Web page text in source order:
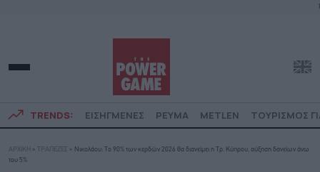
TRENDS: ΕΙΣΗΓΜΕΝΕΣ ΡΕΥΜΑ METLEN ΤΟΥΡΙΣΜΟΣ
ΑΡΧΙΚΗ » ΤΡΑΠΕΖΕΣ » Νικολάου: Το 90% των κερδών 2026 θα διανείμει η Τρ. Κύπρου, αύξηση δανείων άνω
του 5%